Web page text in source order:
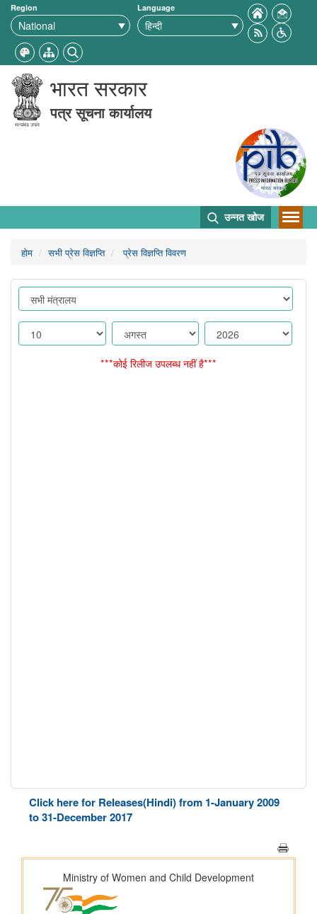
Region Language
भारत सरकार
पत्र सूचना कार्यालय
उन्नत खोज
होम सभी प्रेस विज्ञप्ति प्रेस विज्ञप्ति विवरण
***कोई रिलीज उपलब्ध नहीं है***
Click here for Releases(Hindi) from 1-January 2009
to 31-December 2017